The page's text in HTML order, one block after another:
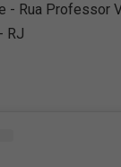
- Rua Professor
RJ